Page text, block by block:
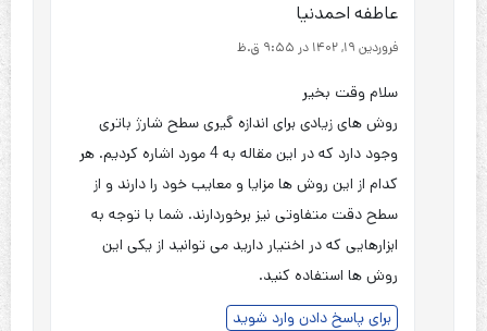
عاطفه احمدنیا
فروردین 19, 1402 در 9:55 ق.ظ
سلام وقت بخیر
روش های زیادی برای اندازه گیری سطح شارژ باتری
وجود دارد که در این مقاله به 4 مورد اشاره کردیم. هر
کدام از این روش ها مزایا و معایب خود را دارند و از
سطح دقت متفاوتی نیز برخوردارند. شما با توجه به
ابزارهایی که در اختیار دارید می توانید از یکی این
روش ها استفاده کنید.
برای پاسخ دادن وارد شوید